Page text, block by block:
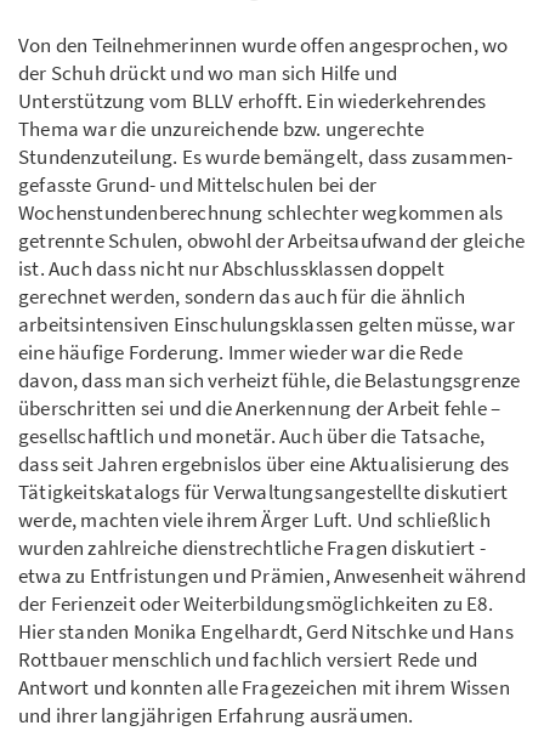
Von den Teilnehmerinnen wurde offen angesprochen, wo
der Schuh drückt und wo man sich Hilfe und
Unterstützung vom BLLV erhofft. Ein wiederkehrendes
Thema war die unzu­reichen­de bzw. ungerechte
Stundenzuteilung. Es wurde bemängelt, dass zusammen­
gefasste Grund- und Mittelschulen bei der
Wochenstundenberechnung schlechter weg­kommen als
getrennte Schulen, obwohl der Arbeitsaufwand der gleiche
ist. Auch dass nicht nur Abschlussklassen doppelt
gerechnet werden, sondern das auch für die ähnlich
arbeits­inten­siven Einschulungs­klassen gelten müsse, war
eine häufige Forderung. Immer wieder war die Rede
davon, dass man sich verheizt fühle, die Belastungsgrenze
über­schritten sei und die Anerkennung der Arbeit fehle –
gesellschaftlich und monetär. Auch über die Tat­sache,
dass seit Jahren ergebnislos über eine Aktualisierung des
Tätigkeitskatalogs für Verwaltungs­angestellte diskutiert
werde, machten viele ihrem Ärger Luft. Und schließlich
wurden zahlreiche dienstrechtliche Fragen diskutiert -
etwa zu Entfristungen und Prämien, Anwesenheit während
der Ferienzeit oder Weiterbildungsmöglichkeiten zu E8.
Hier standen Monika Engelhardt, Gerd Nitschke und Hans
Rottbauer menschlich und fachlich versiert Rede und
Antwort und konnten alle Fragezeichen mit ihrem Wissen
und ihrer langjährigen Erfahrung ausräumen.